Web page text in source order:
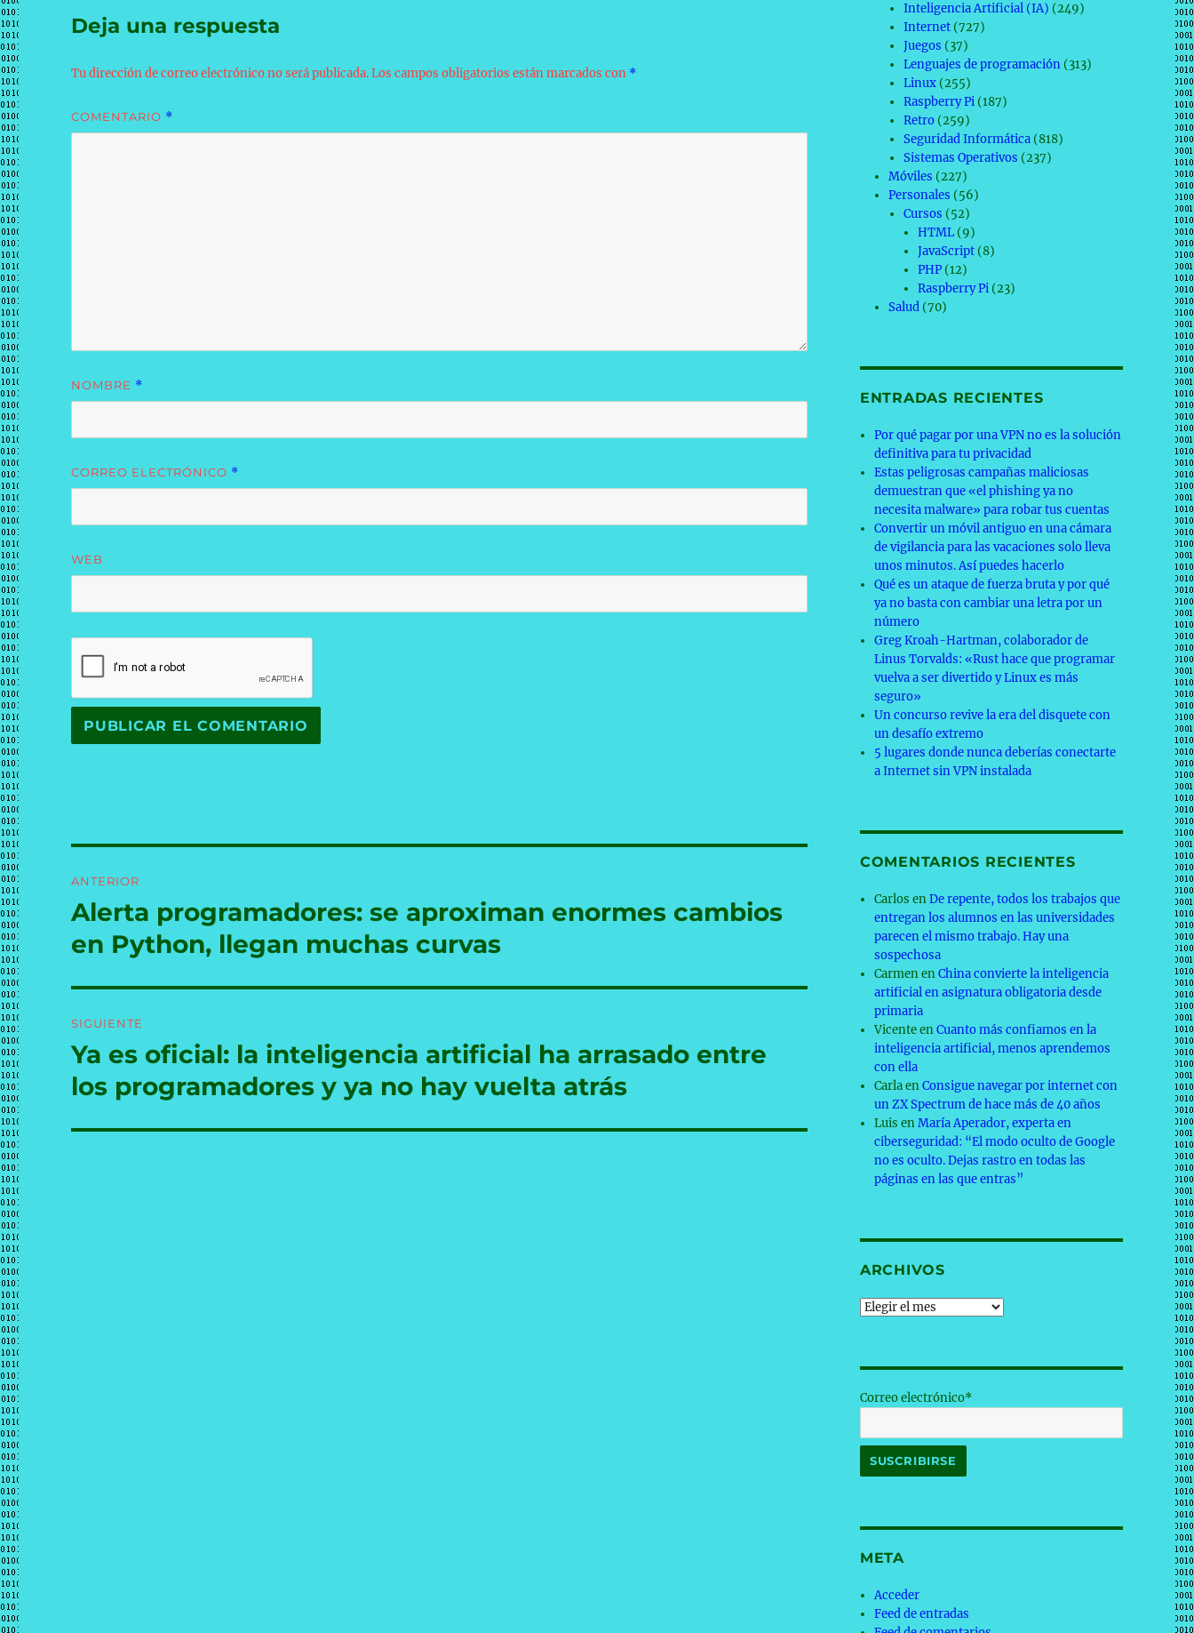
Deja una respuesta
Tu dirección de correo electrónico no será publicada.Los campos obligatorios están marcados con *
COMENTARIO *
NOMBRE *
CORREO ELECTRÓNICO *
WEB
de
entradas
ANTERIOR
Entrada
anterior:
Alerta programadores: se aproximan enormes cambios
en Python, llegan muchas curvas
SIGUIENTE
Entrada
siguiente:
Ya es oficial: la inteligencia artificial ha arrasado entre
los programadores y ya no hay vuelta atrás
Inteligencia Artificial (IA) (249)
Internet(727)
Juegos (37)
Lenguajes de programación(313)
Linux(255)
Raspberry Pi(187)
Retro(259)
Seguridad Informática(818)
Sistemas Operativos (237)
Móviles (227)
Personales (56)
Cursos (52)
HTML(9)
JavaScript(8)
PHP(12)
Raspberry Pi(23)
Salud (70)
ENTRADAS RECIENTES
Por qué pagar por una VPN no es la solución
definitiva para tu privacidad
Estas peligrosas campañas maliciosas
demuestran que «el phishing ya no
necesita malware» para robar tus cuentas
Convertir un móvil antiguo en una cámara
de vigilancia para las vacaciones solo lleva
unos minutos. Así puedes hacerlo
Qué es un ataque de fuerza bruta y por qué
ya no basta con cambiar una letra por un
número
Greg Kroah-Hartman, colaborador de
Linus Torvalds: «Rust hace que programar
vuelva a ser divertido y Linux es más
seguro»
Un concurso revive la era del disquete con
un desafío extremo
5 lugares donde nunca deberías conectarte
a Internet sin VPN instalada
COMENTARIOS RECIENTES
Carlos enDe repente, todos los trabajos que
entregan los alumnos en las universidades
parecen el mismo trabajo. Hay una
sospechosa
CarmenenChina convierte la inteligencia
artificial en asignatura obligatoria desde
primaria
VicenteenCuanto más confiamos en la
inteligencia artificial, menos aprendemos
con ella
CarlaenConsigue navegar por internet con
un ZX Spectrum de hace más de 40 años
Luis enMaría Aperador, experta en
ciberseguridad: “El modo oculto de Google
no es oculto. Dejas rastro en todas las
páginas en las que entras”
ARCHIVOS
Archivos
Correo electrónico*
META
Acceder
Feed de entradas